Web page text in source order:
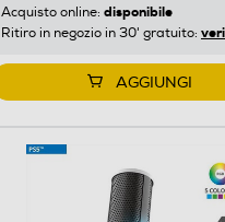
Acquisto online: disponibile
Ritiro in negozio in 30' gratuito:
AGGIUNGI